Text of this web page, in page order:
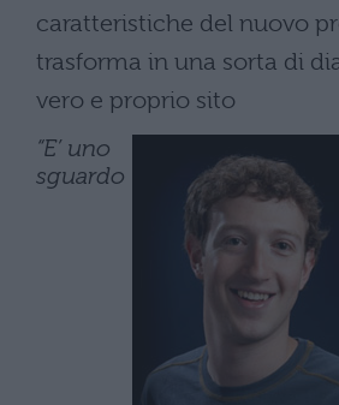
caratteristiche del nuovo
trasforma in una sorta di
vero e proprio sito
“E’ uno
sguardo